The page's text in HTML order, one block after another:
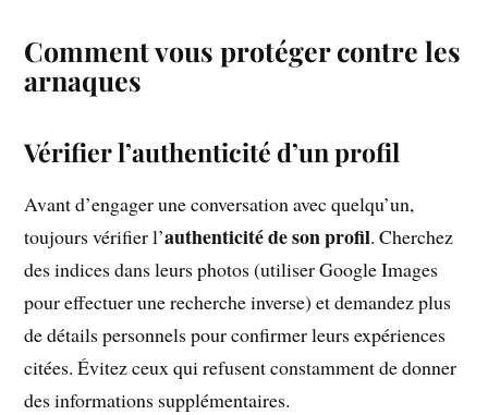
Comment vous protéger contre les
arnaques
Vérifier l’authenticité d’un profil
Avant d’engager une conversation avec quelqu’un,
toujours vérifier l’authenticité de son profil. Cherchez
des indices dans leurs photos (utiliser Google Images
pour effectuer une recherche inverse) et demandez plus
de détails personnels pour confirmer leurs expériences
citées. Évitez ceux qui refusent constamment de donner
des informations supplémentaires.